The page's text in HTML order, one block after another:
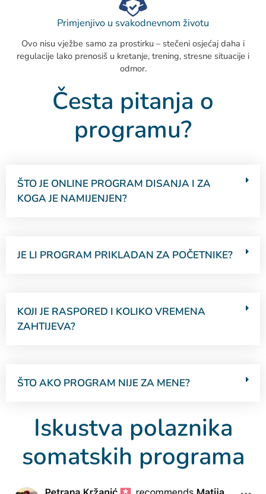
Primjenjivo u svakodnevnom životu
Ovo nisu vježbe samo za prostirku – stečeni osjećaj daha i
regulacije lako prenosiš u kretanje, trening, stresne situacije i
odmor.
Česta pitanja o
programu?
ŠTO JE ONLINE PROGRAM DISANJA I ZA
KOGA JE NAMIJENJEN?
JE LI PROGRAM PRIKLADAN ZA POČETNIKE?
KOJI JE RASPORED I KOLIKO VREMENA
ZAHTIJEVA?
ŠTO AKO PROGRAM NIJE ZA MENE?
Iskustva polaznika
somatskih programa